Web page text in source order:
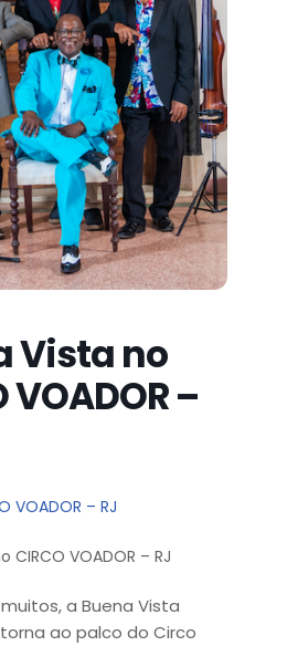
Vista no
VOADOR –
VOADOR – RJ
CIRCO VOADOR – RJ
a Buena Vista
ao palco do Circo